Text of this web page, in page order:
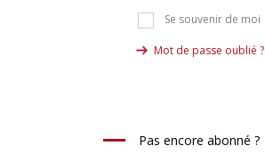
Se souvenir de moi
Mot de passe oublié ?
Pas encore abonné ?